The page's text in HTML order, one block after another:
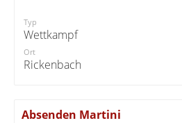
Typ
Wettkampf
Ort
Rickenbach
Absenden Martini